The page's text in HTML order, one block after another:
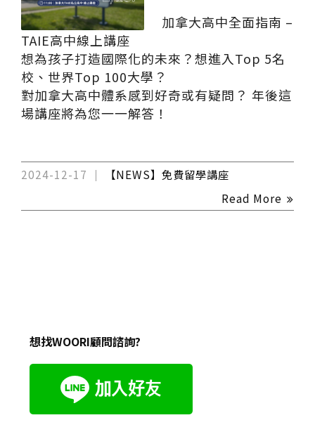
加拿大高中全面指南 –
TAIE高中線上講座
想為孩子打造國際化的未來？想進入Top 5名
校、世界Top 100大學？
對加拿大高中體系感到好奇或有疑問？ 年後這
場講座將為您一一解答！
2024-12-17
【NEWS】免費留學講座
Read More
想找WOORI顧問諮詢?